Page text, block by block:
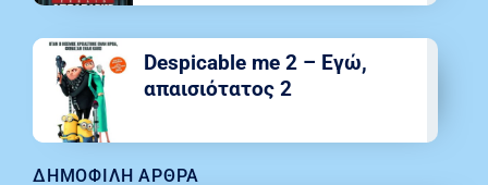
ΔΗΜΟΦΙΛΉ ΆΡΘΡΑ
Despicable me 2 – Εγώ,
απαισιότατος 2